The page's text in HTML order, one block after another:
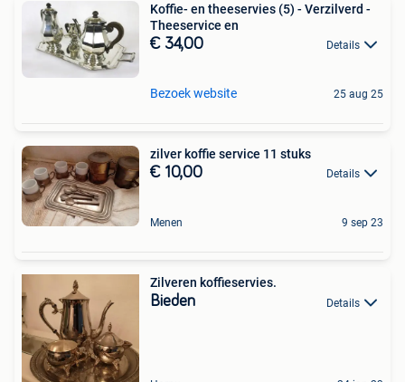
Koffie- en theeservies (5) - Verzilverd -
Theeservice en
€ 34,00 Details
Bezoek website 25 aug 25
zilver koffie service 11 stuks
€ 10,00 Details
Menen 9 sep 23
Zilveren koffieservies.
Bieden Details